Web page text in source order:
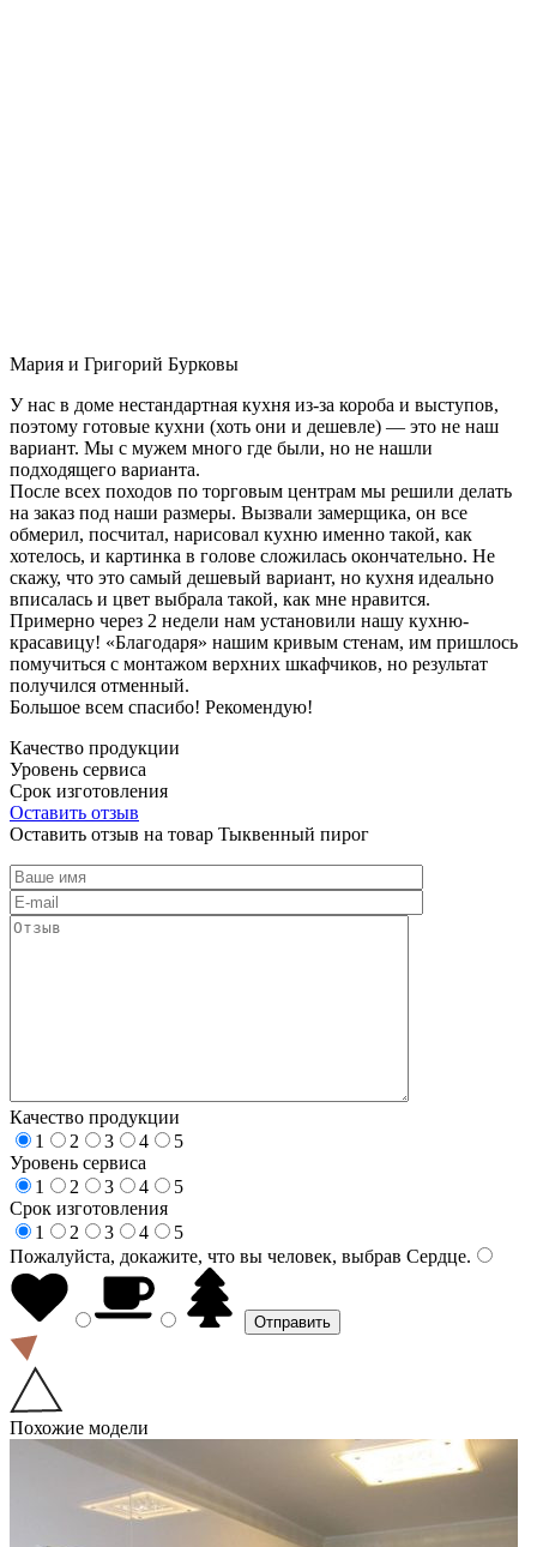
Мария и Григорий Бурковы
У нас в доме нестандартная кухня из-за короба и выступов,
поэтому готовые кухни (хоть они и дешевле) — это не наш
вариант. Мы с мужем много где были, но не нашли
подходящего варианта.
После всех походов по торговым центрам мы решили делать
на заказ под наши размеры. Вызвали замерщика, он все
обмерил, посчитал, нарисовал кухню именно такой, как
хотелось, и картинка в голове сложилась окончательно. Не
скажу, что это самый дешевый вариант, но кухня идеально
вписалась и цвет выбрала такой, как мне нравится.
Примерно через 2 недели нам установили нашу кухню-
красавицу! «Благодаря» нашим кривым стенам, им пришлось
помучиться с монтажом верхних шкафчиков, но результат
получился отменный.
Большое всем спасибо! Рекомендую!
Качество продукции
Уровень сервиса
Срок изготовления
Оставить отзыв
Оставить отзыв на товар Тыквенный пирог
Качество продукции
1
2 3 4
5
Уровень сервиса
1
2 3 4
5
Срок изготовления
1
2 3 4
5
Пожалуйста, докажите, что вы человек, выбрав Сердце.
Похожие модели